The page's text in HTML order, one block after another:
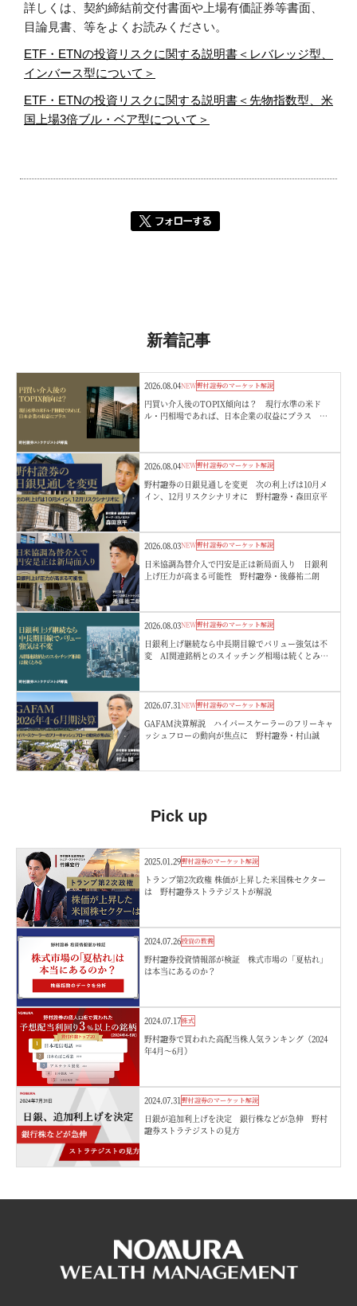
詳しくは、契約締結前交付書面や上場有価証券等書面、
目論見書、等をよくお読みください。
ETF・ETNの投資リスクに関する説明書＜レバレッジ型、
インバース型について＞
ETF・ETNの投資リスクに関する説明書＜先物指数型、米
国上場3倍ブル・ベア型について＞
新着記事
2026.08.04NEW野村證券のマーケット解説
円買い介入後のTOPIX傾向は？ 現行水準の米ド
ル・円相場であれば、日本企業の収益にプラス 野
2026.08.04NEW野村證券のマーケット解説
野村證券の日銀見通しを変更 次の利上げは10月メ
イン、12月リスクシナリオに 野村證券・森田京平
2026.08.03NEW野村證券のマーケット解説
日米協調為替介入で円安是正は新局面入り 日銀利
上げ圧力が高まる可能性 野村證券・後藤祐二朗
2026.08.03NEW野村證券のマーケット解説
日銀利上げ継続なら中長期目線でバリュー強気は不
変 AI関連銘柄とのスイッチング相場は続くとみ
2026.07.31NEW野村證券のマーケット解説
GAFAM決算解説 ハイパースケーラーのフリーキャ
ッシュフローの動向が焦点に 野村證券・村山誠
Pick up
2025.01.29野村證券のマーケット解説
トランプ第2次政権 株価が上昇した米国株セクター
は 野村證券ストラテジストが解説
2024.07.26投資の教養
野村證券投資情報部が検証 株式市場の「夏枯れ」
は本当にあるのか？
2024.07.17株式
野村證券で買われた高配当株人気ランキング（2024
年4月～6月）
2024.07.31野村證券のマーケット解説
日銀が追加利上げを決定 銀行株などが急伸 野村
證券ストラテジストの見方